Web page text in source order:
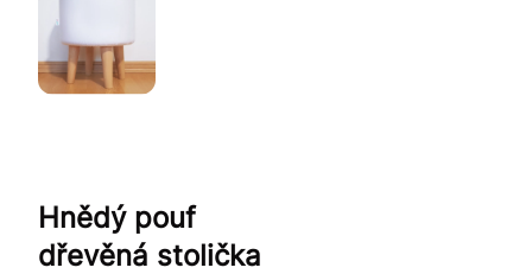
Hnědý pouf
dřevěná stolička